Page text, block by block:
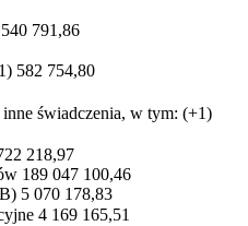
791,86
582 754,80
inne świadczenia, w tym: (+1)
218,97
189 047 100,46
5 070 178,83
4 169 165,51